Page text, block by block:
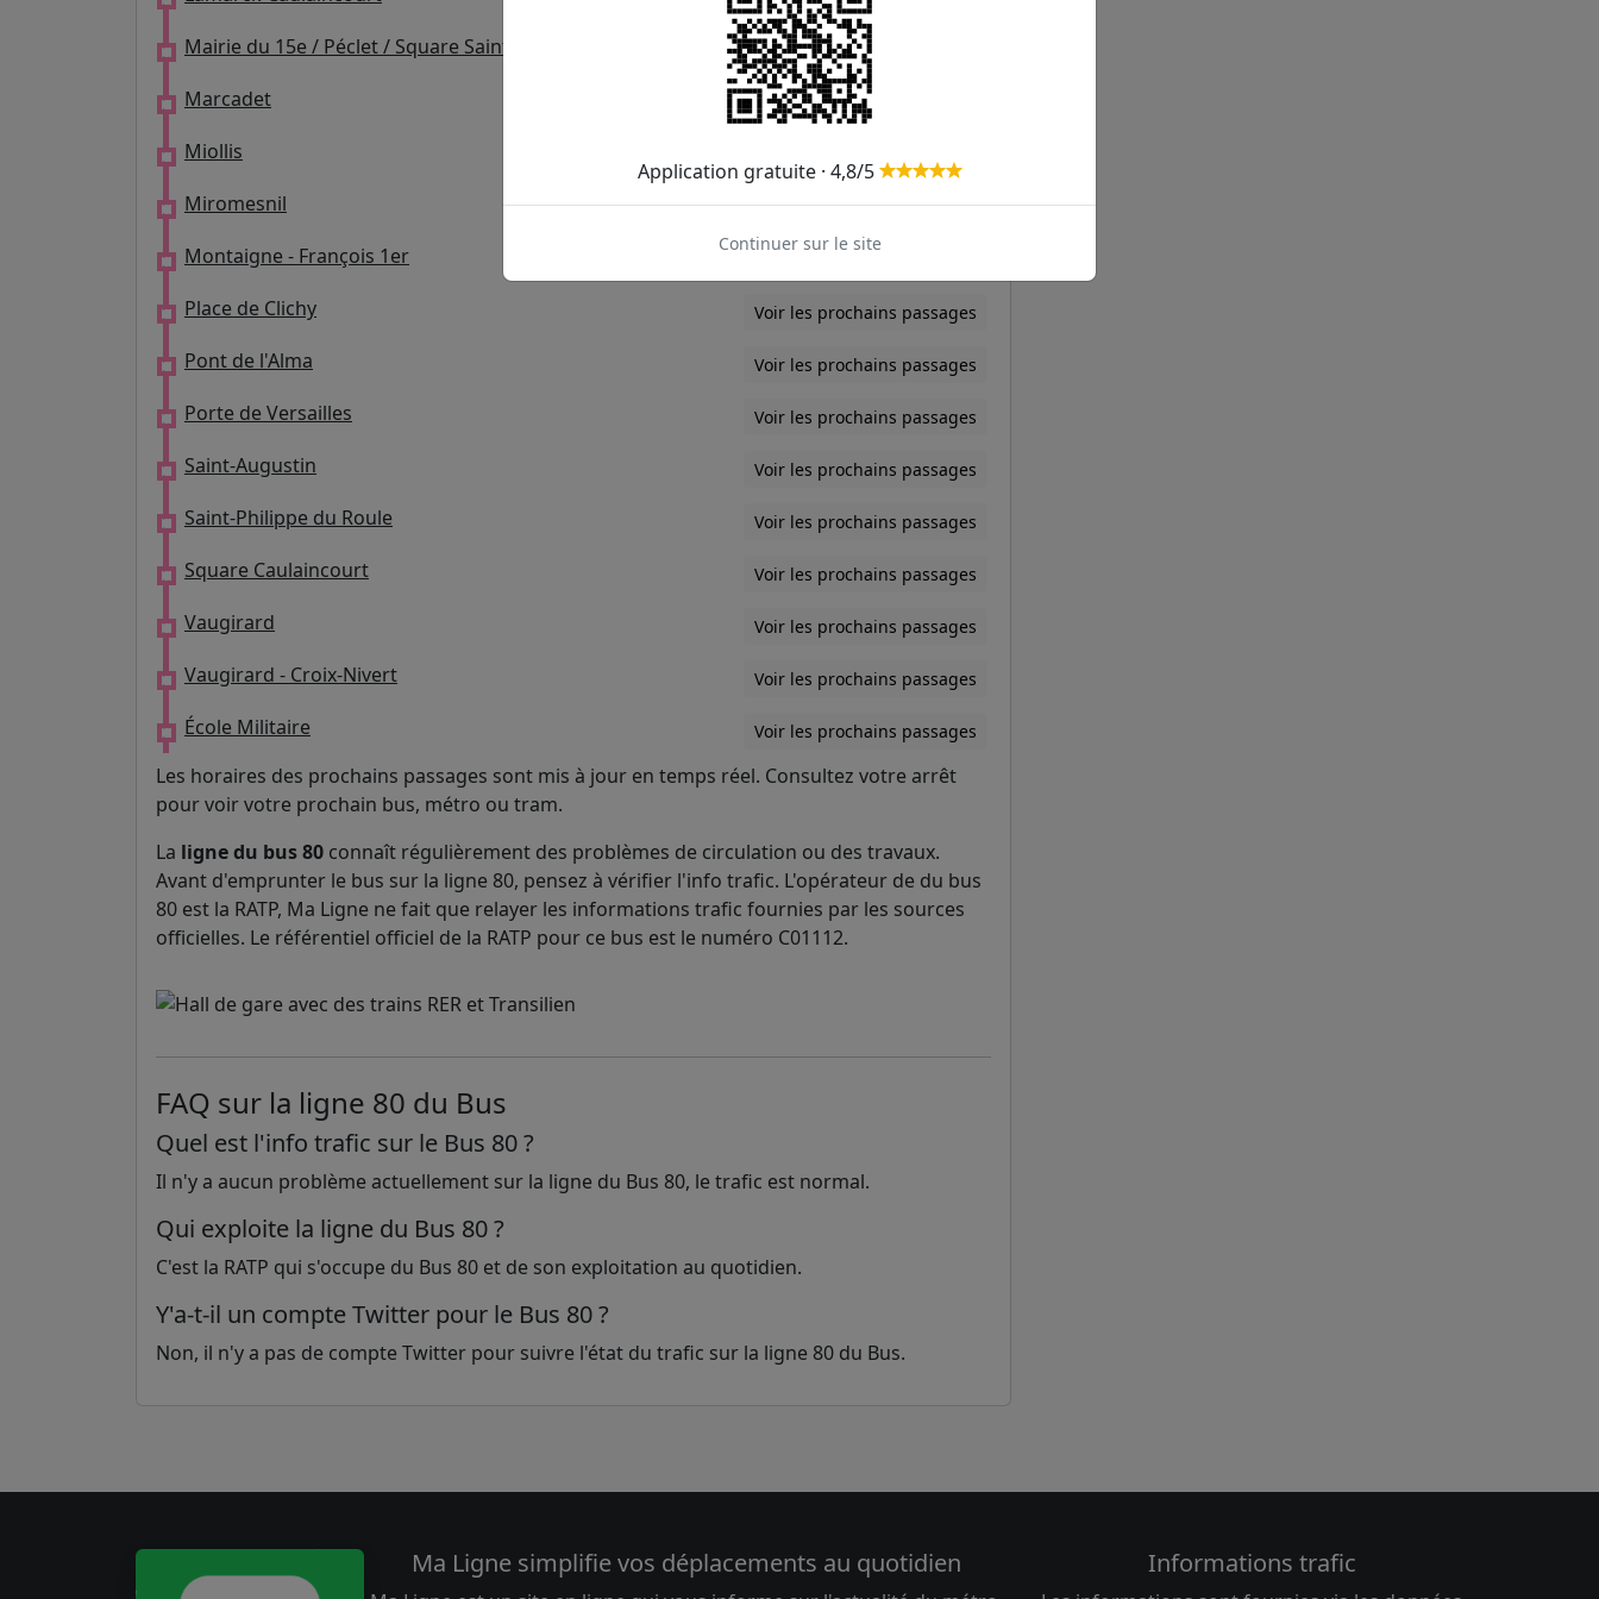
Mairie du 15e / Péclet / Square Saint-Lambert Voir les prochains passages
Marcadet Voir les prochains passages
Miollis
Miromesnil Voir les prochains passages
Montaigne - François 1er
Place de Clichy Voir les prochains passages
Pont de l'Alma Voir les prochains passages
Porte de Versailles Voir les prochains passages
Saint-Augustin Voir les prochains passages
Saint-Philippe du Roule Voir les prochains passages
Square Caulaincourt Voir les prochains passages
Vaugirard Voir les prochains passages
Vaugirard - Croix-Nivert Voir les prochains passages
École Militaire Voir les prochains passages
Les horaires des prochains passages sont mis à jour en temps réel. Consultez votre arrêt
pour voir votre prochain bus, métro ou tram.
La ligne du bus 80 connaît régulièrement des problèmes de circulation ou des travaux.
Avant d'emprunter le bus sur la ligne 80, pensez à vérifier l'info trafic. L'opérateur de du bus
80 est la RATP, Ma Ligne ne fait que relayer les informations trafic fournies par les sources
officielles. Le référentiel officiel de la RATP pour ce bus est le numéro C01112.
FAQ sur la ligne 80 du Bus
Quel est l'info trafic sur le Bus 80 ?
Il n'y a aucun problème actuellement sur la ligne du Bus 80, le trafic est normal.
Qui exploite la ligne du Bus 80 ?
C'est la RATP qui s'occupe du Bus 80 et de son exploitation au quotidien.
Y'a-t-il un compte Twitter pour le Bus 80 ?
Non, il n'y a pas de compte Twitter pour suivre l'état du trafic sur la ligne 80 du Bus.
Ma Ligne simplifie vos déplacements au quotidien Informations trafic
Application gratuite · 4,8/5
Continuer sur le site